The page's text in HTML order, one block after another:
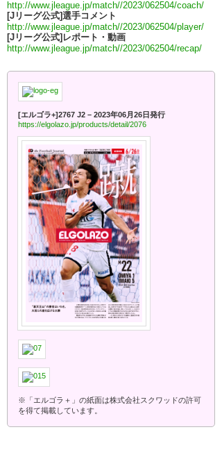
http://www.jleague.jp/match//2023/062504/coach/
[Jリーグ公式]選手コメント
http://www.jleague.jp/match//2023/062504/player/
[Jリーグ公式]レポート・動画
http://www.jleague.jp/match//2023/062504/recap/
[エルゴラ+]2767 J2 – 2023年06月26日発行
https://elgolazo.jp/products/detail/2076
※「エルゴラ＋」の紙面は株式会社スクワッドの許可
を得て掲載しています。